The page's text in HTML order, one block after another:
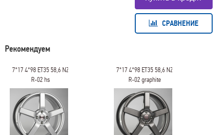
СРАВНЕНИЕ
Рекомендуем
7*17 4*98 ET35 58,6 NZ
R-02 hs
7*17 4*98 ET35 58,6 NZ
R-02 graphite